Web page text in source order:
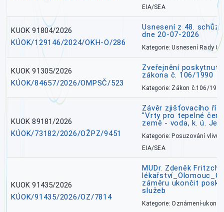
EIA/SEA
KUOK 91804/2026
KÚOK/129146/2024/OKH-O/286
Usnesení z 48.
dne 20-07-2026
Kategorie: Usnesení Rady
KUOK 91305/2026
KÚOK/84657/2026/OMPSČ/523
Zveřejnění poskytnutí
zákona č. 106/1990
Kategorie: Zákon č.106/1999
KUOK 89181/2026
KÚOK/73182/2026/OŽPZ/9451
Závěr zjišťovacího
"Vrty pro tepelné
země - voda, k. ú.
Kategorie: Posuzování vlivů
EIA/SEA
KUOK 91435/2026
KÚOK/91435/2026/OZ/7814
MUDr. Zdeněk
záměru ukončit
služeb
Kategorie: Oznámení-